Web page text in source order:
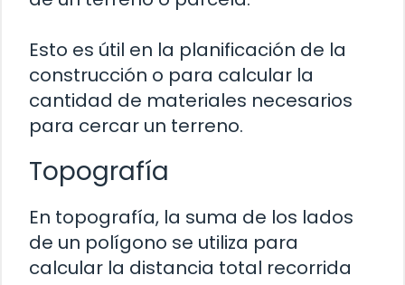
Esto es útil en la planificación de la
construcción o para calcular la
cantidad de materiales necesarios
para cercar un terreno.
Topografía
En topografía, la suma de los lados
de un polígono se utiliza para
calcular la distancia total recorrida